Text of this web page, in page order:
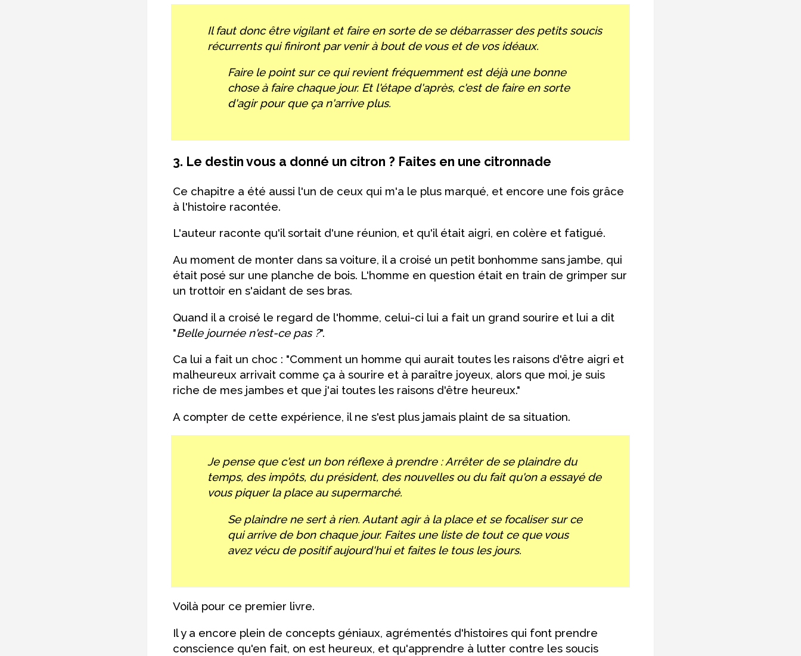
Il faut donc être vigilant et faire en sorte de se débarrasser des petits soucis
récurrents qui finiront par venir à bout de vous et de vos idéaux.
Faire le point sur ce qui revient fréquemment est déjà une bonne
chose à faire chaque jour. Et l'étape d'après, c'est de faire en sorte
d'agir pour que ça n'arrive plus.
3. Le destin vous a donné un citron ? Faites en une citronnade
Ce chapitre a été aussi l'un de ceux qui m'a le plus marqué, et encore une fois grâce
à l'histoire racontée.
L'auteur raconte qu'il sortait d'une réunion, et qu'il était aigri, en colère et fatigué.
Au moment de monter dans sa voiture, il a croisé un petit bonhomme sans jambe, qui
était posé sur une planche de bois. L'homme en question était en train de grimper sur
un trottoir en s'aidant de ses bras.
Quand il a croisé le regard de l'homme, celui-ci lui a fait un grand sourire et lui a dit
"Belle journée n'est-ce pas ?".
Ca lui a fait un choc : "Comment un homme qui aurait toutes les raisons d'être aigri et
malheureux arrivait comme ça à sourire et à paraître joyeux, alors que moi, je suis
riche de mes jambes et que j'ai toutes les raisons d'être heureux."
A compter de cette expérience, il ne s'est plus jamais plaint de sa situation.
Je pense que c'est un bon réflexe à prendre : Arrêter de se plaindre du
temps, des impôts, du président, des nouvelles ou du fait qu'on a essayé de
vous piquer la place au supermarché.
Se plaindre ne sert à rien. Autant agir à la place et se focaliser sur ce
qui arrive de bon chaque jour. Faites une liste de tout ce que vous
avez vécu de positif aujourd'hui et faites le tous les jours.
Voilà pour ce premier livre.
Il y a encore plein de concepts géniaux, agrémentés d'histoires qui font prendre
conscience qu'en fait, on est heureux, et qu'apprendre à lutter contre les soucis